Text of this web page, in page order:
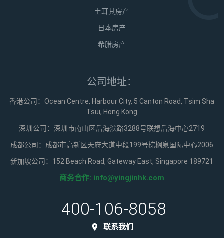
土耳其房产
日本房产
希腊房产
公司地址：
香港公司：Ocean Centre, Harbour City, 5 Canton Road, Tsim Sha
Tsui, Hong Kong
深圳公司：深圳市南山区后海滨路3288号联想后海中心2719
成都公司：成都市高新区天府大道中段199号棕榈泉国际中心2006
新加坡公司：152 Beach Road, Gateway East, Singapore 189721
商务合作: info@yingjinhk.com
400-106-8058
联系我们